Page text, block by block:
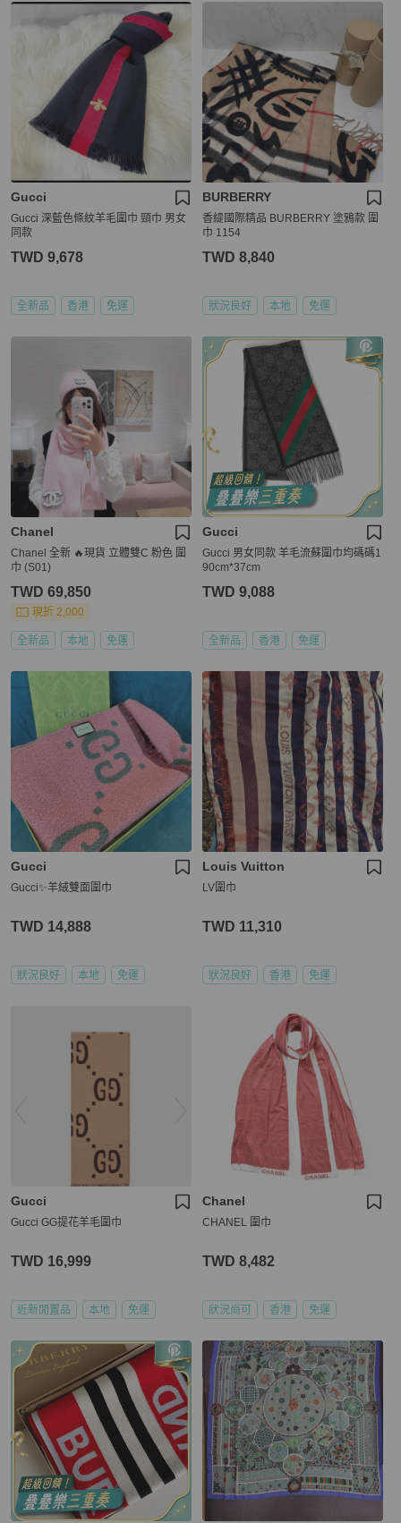
Gucci
Gucci 深藍色條紋羊毛圍巾 頸巾 男女
同款
TWD 9,678
全新品 香港 免運
BURBERRY
香緹國際精品 BURBERRY 塗鴉款 圍
巾 1154
TWD 8,840
狀況良好 本地 免運
Chanel
Chanel 全新 🔥現貨 立體雙C 粉色 圍
巾 (S01)
TWD 69,850
現折 2,000
全新品 本地 免運
Gucci
Gucci 男女同款 羊毛流蘇圍巾均碼碼1
90cm*37cm
TWD 9,088
全新品 香港 免運
Gucci
Gucci✨羊絨雙面圍巾
TWD 14,888
狀況良好 本地 免運
Louis Vuitton
LV圍巾
TWD 11,310
狀況良好 香港 免運
Gucci
Gucci GG提花羊毛圍巾
TWD 16,999
近新閒置品 本地 免運
Chanel
CHANEL 圍巾
TWD 8,482
狀況尚可 香港 免運